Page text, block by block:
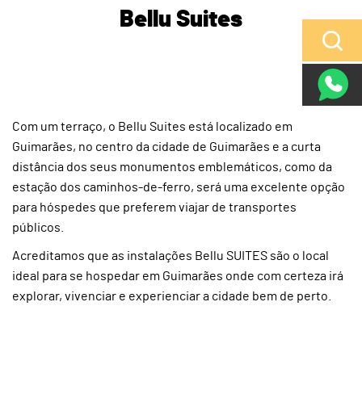
Bellu Suites
Com um terraço, o Bellu Suites está localizado em
Guimarães, no centro da cidade de Guimarães e a curta
distância dos seus monumentos emblemáticos, como da
estação dos caminhos-de-ferro, será uma excelente opção
para hóspedes que preferem viajar de transportes
públicos.
Acreditamos que as instalações Bellu SUITES são o local
ideal para se hospedar em Guimarães onde com certeza irá
explorar, vivenciar e experienciar a cidade bem de perto.